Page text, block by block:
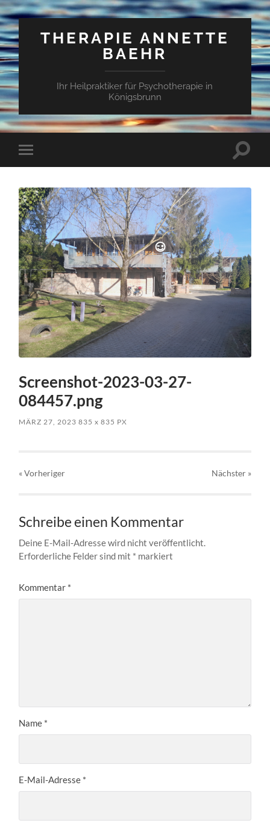
THERAPIE ANNETTE
BAEHR
Ihr Heilpraktiker für Psychotherapie in
Königsbrunn
Mobile-
Menü
Screenshot-2023-03-27-
084457.png
MÄRZ 27, 2023 835x 835 PX
« Vorheriger Nächster »
Schreibe einen Kommentar
Deine E-Mail-Adresse wird nicht veröffentlicht.
Erforderliche Felder sind mit * markiert
Kommentar *
Name *
E-Mail-Adresse *